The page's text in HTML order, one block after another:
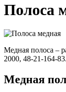
Полоса
Медная полоса –
2000, 48-21-164-
Медная